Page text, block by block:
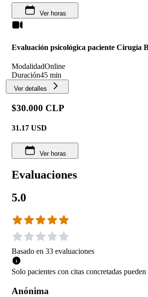
Ver horas
Evaluación psicológica paciente Cirugía
ModalidadOnline
Duración45 min
Ver detalles
$30.000 CLP
31.17 USD
Ver horas
Evaluaciones
5.0
Basado en 33 evaluaciones
Solo pacientes con citas concretadas
Anónima